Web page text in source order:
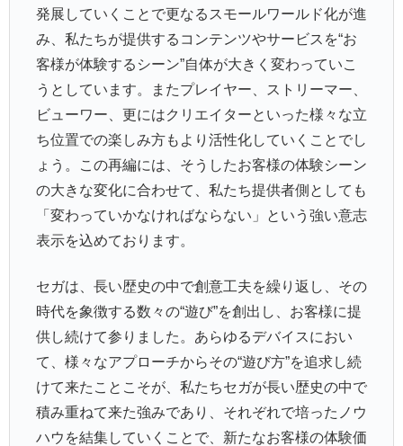
発展していくことで更なるスモールワールド化が進
み、私たちが提供するコンテンツやサービスを“お
客様が体験するシーン”自体が大きく変わっていこ
うとしています。またプレイヤー、ストリーマー、
ビューワー、更にはクリエイターといった様々な立
ち位置での楽しみ方もより活性化していくことでし
ょう。この再編には、そうしたお客様の体験シーン
の大きな変化に合わせて、私たち提供者側としても
「変わっていかなければならない」という強い意志
表示を込めております。
セガは、長い歴史の中で創意工夫を繰り返し、その
時代を象徴する数々の“遊び”を創出し、お客様に提
供し続けて参りました。あらゆるデバイスにおい
て、様々なアプローチからその“遊び方”を追求し続
けて来たことこそが、私たちセガが長い歴史の中で
積み重ねて来た強みであり、それぞれで培ったノウ
ハウを結集していくことで、新たなお客様の体験価